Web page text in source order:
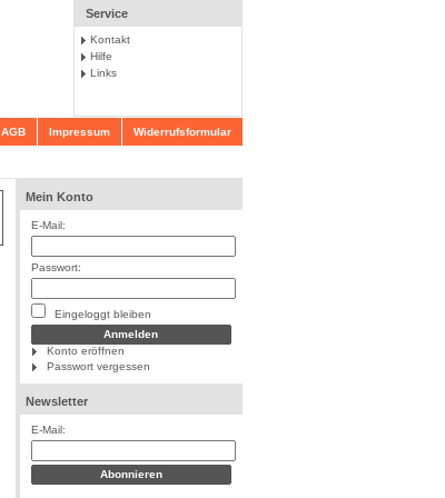
Service
Kontakt
Hilfe
Links
AGB Impressum Widerrufsformular
Mein Konto
E-Mail:
Passwort:
Eingeloggt bleiben
Konto eröffnen
Passwort vergessen
Newsletter
E-Mail: